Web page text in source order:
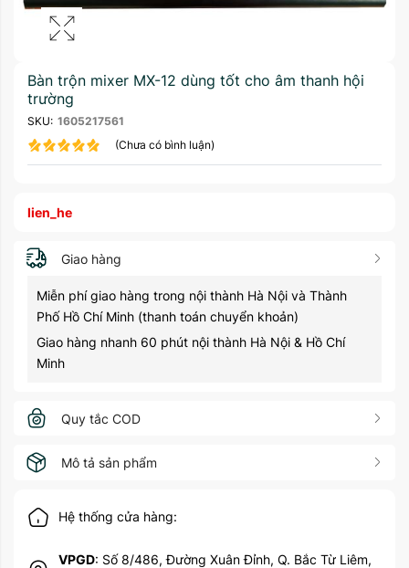
Bàn trộn mixer MX-12 dùng tốt cho âm thanh hội
trường
SKU: 1605217561
(Chưa có bình luận)
lien_he
Giao hàng
Miễn phí giao hàng trong nội thành Hà Nội và Thành
Phố Hồ Chí Minh (thanh toán chuyển khoản)
Giao hàng nhanh 60 phút nội thành Hà Nội & Hồ Chí
Minh
Quy tắc COD
Mô tả sản phẩm
Hệ thống cửa hàng:
VPGD: Số 8/486, Đường Xuân Đỉnh, Q. Bắc Từ Liêm,